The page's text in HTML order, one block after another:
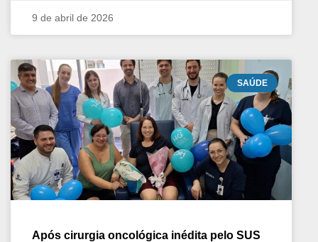
9 de abril de 2026
SAÚDE
Após cirurgia oncológica inédita pelo SUS